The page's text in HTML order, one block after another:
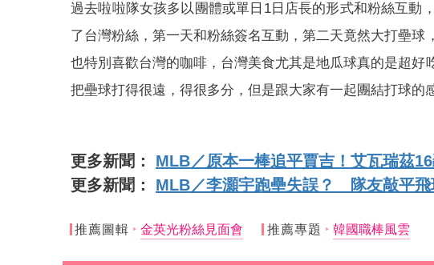
過去啦啦隊女孩多以團體或單日1日店長的形式和粉絲互動
了台灣粉絲，第一天和粉絲簽名互動，第二天竟然大打壘球
也特別喜歡台灣的咖啡，台灣美食尤其是地瓜球真的是超
把壘球打得很遠，得很多分，但是跟大家有一起團結打球的
更多新聞： MLB／原本一棒追平賈吉！艾瓦瑞茲
更多新聞： MLB／李灝宇跑壘失誤？ 隊友敲平飛
推薦圖輯 金英光粉絲見面會 推薦專題 韓國職棒風雲